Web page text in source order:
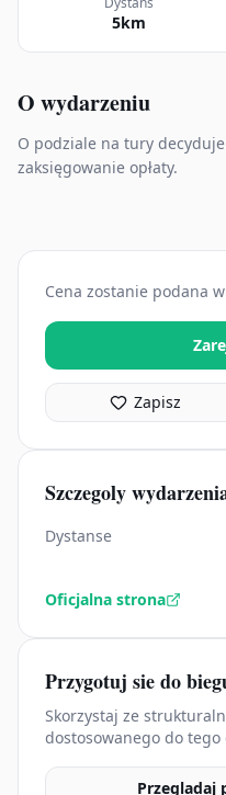
5km
O wydarzeniu
O podziale na tury
zaksięgowanie opłaty.
Cena zostanie podana
Zapisz
Szczegoly
Dystanse
Oficjalna strona
Przygotuj sie do
Skorzystaj ze
dostosowanego do tego
Przegladaj